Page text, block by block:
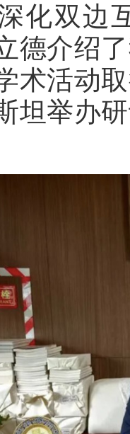
化双边
德介绍
术活动
坦举办